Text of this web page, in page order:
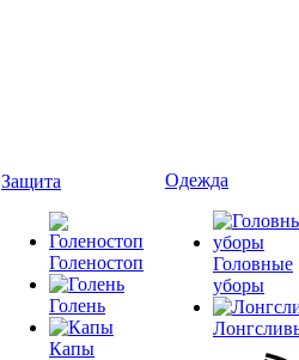
Защита
Голеностоп
Голень
Капы
Одежда
Головные
уборы